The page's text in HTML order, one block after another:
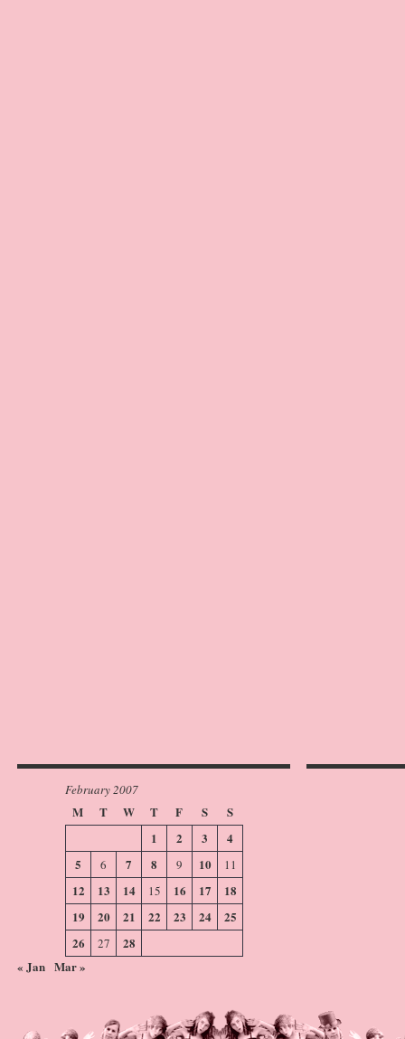
February 2007
M T W T F S
S
1
2 3
4
5
6 7 8 9 10 11
12 13 14 15 16 17
18
19
20 21 22 23 24
25
26
27
28
« Jan Mar »